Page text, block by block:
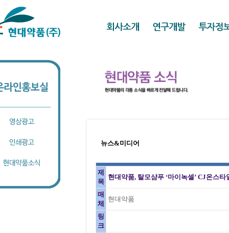
뉴스&미디어
제
목
현대약품, 탈모샴푸 ‘마이녹셀’ CJ온스타
매
체
현대약품
링
크